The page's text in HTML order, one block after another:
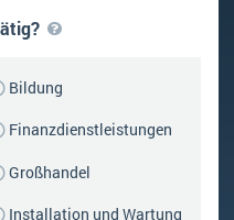
Bildung
Finanzdienstleistungen
Großhandel
Installation und Wartung